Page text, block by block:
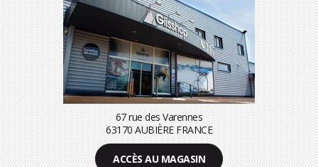
67 rue des Varennes
63170 AUBIÈRE FRANCE
ACCÈS AU MAGASIN